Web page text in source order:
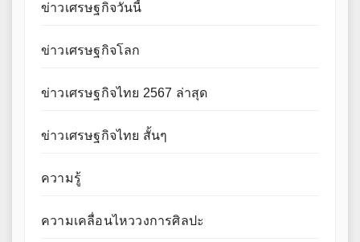
ข่าวเศรษฐกิจวันนี้
ข่าวเศรษฐกิจโลก
ข่าวเศรษฐกิจไทย 2567 ล่าสุด
ข่าวเศรษฐกิจไทย สั้นๆ
ความรู้
ความเคลื่อนไหววงการศิลปะ